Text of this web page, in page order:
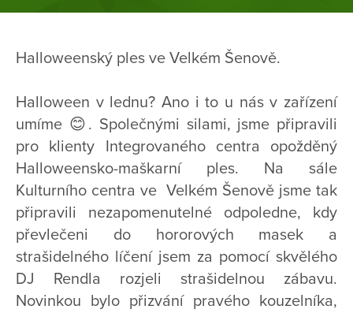
Halloweenský ples ve Velkém Šenově.
Halloween v lednu? Ano i to u nás v zařízení
umíme 😊. Společnými silami, jsme připravili
pro klienty Integrovaného centra opožděný
Halloweensko-maškarní ples. Na sále
Kulturního centra ve Velkém Šenově jsme tak
připravili nezapomenutelné odpoledne, kdy
převlečeni do hororových masek a
strašidelného líčení jsem za pomocí skvělého
DJ Rendla rozjeli strašidelnou zábavu.
Novinkou bylo přizvání pravého kouzelníka,